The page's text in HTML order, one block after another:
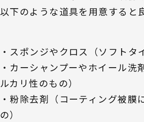
以下のような道具を用意すると
・スポンジやクロス（ソフトタ
・カーシャンプーやホイール洗
ルカリ性のもの）
・粉除去剤（コーティング被膜
の）